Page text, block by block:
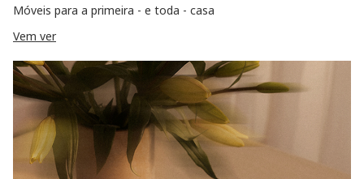
Móveis para a primeira - e toda - casa
Vem ver